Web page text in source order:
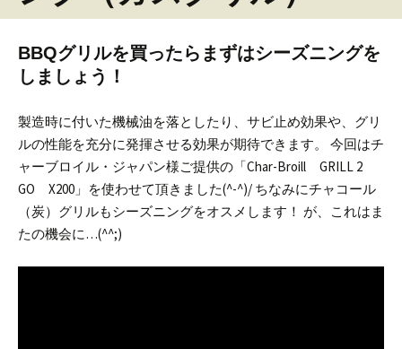
BBQグリルを買ったらまずはシーズニングを
しましょう！
製造時に付いた機械油を落としたり、サビ止め効果や、グリ
ルの性能を充分に発揮させる効果が期待できます。
今回はチ
ャーブロイル・ジャパン様ご提供の「Char-Broill GRILL 2
GO X200」を使わせて頂きました(^-^)/ ちなみにチャコール
（炭）グリルもシーズニングをオスメします！ が、これはま
たの機会に…(^^;)